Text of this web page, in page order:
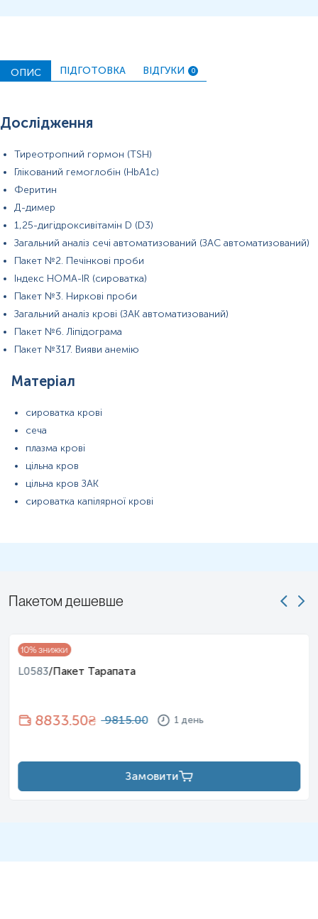
тест-систем.
ОПИС ПІДГОТОВКА ВІДГУКИ 0
Дослідження
Тиреотропний гормон (TSH)
Глікований гемоглобін (HbA1c)
Феритин
Д-димер
1,25-дигідроксивітамін D (D3)
Загальний аналіз сечі автоматизований (ЗАС автоматизований)
Пакет №2. Печінкові проби
Індекс HOMA-IR (сироватка)
Пакет №3. Ниркові проби
Загальний аналіз крові (ЗАК автоматизований)
Пакет №6. Ліпідограма
Пакет №317. Вияви анемію
Матеріал
сироватка крові
сеча
плазма крові
цільна кров
цільна кров ЗАК
сироватка капілярної крові
Пакетом дешевше
10% знижки
L0583/Пакет Тарапата
8833.50₴ 9815.00 1 день
Замовити